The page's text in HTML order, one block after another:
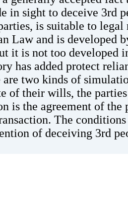
in sight to deceive 3rd
is suitable to
Law and is developed
it is not too developed
has added protect
are two kinds of
of their wills, the
is the agreement of
The
of deceiving 3rd